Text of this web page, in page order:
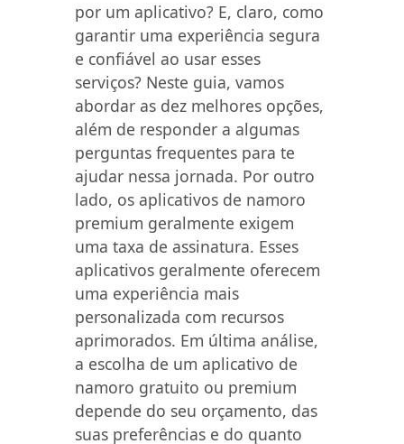
por um aplicativo? E, claro, como
garantir uma experiência segura
e confiável ao usar esses
serviços? Neste guia, vamos
abordar as dez melhores opções,
além de responder a algumas
perguntas frequentes para te
ajudar nessa jornada. Por outro
lado, os aplicativos de namoro
premium geralmente exigem
uma taxa de assinatura. Esses
aplicativos geralmente oferecem
uma experiência mais
personalizada com recursos
aprimorados. Em última análise,
a escolha de um aplicativo de
namoro gratuito ou premium
depende do seu orçamento, das
suas preferências e do quanto